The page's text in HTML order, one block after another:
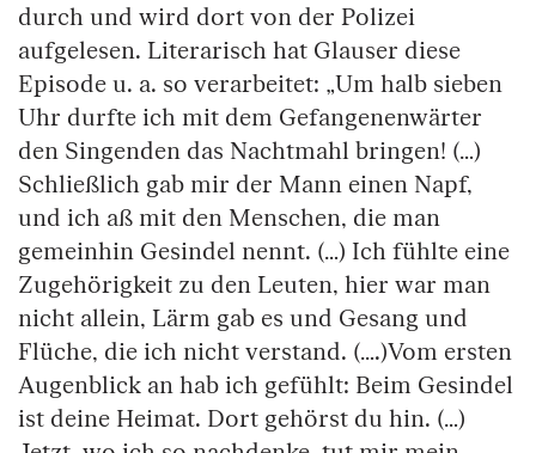
durch und wird dort von der Polizei
aufgelesen. Literarisch hat Glauser diese
Episode u. a. so verarbeitet: „Um halb sieben
Uhr durfte ich mit dem Gefangenenwärter
den Singenden das Nachtmahl bringen! (…)
Schließlich gab mir der Mann einen Napf,
und ich aß mit den Menschen, die man
gemeinhin Gesindel nennt. (…) Ich fühlte eine
Zugehörigkeit zu den Leuten, hier war man
nicht allein, Lärm gab es und Gesang und
Flüche, die ich nicht verstand. (….)Vom ersten
Augenblick an hab ich gefühlt: Beim Gesindel
ist deine Heimat. Dort gehörst du hin. (…)